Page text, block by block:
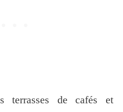
terrasses de cafés et